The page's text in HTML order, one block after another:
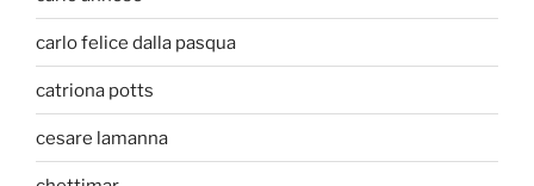
carlo felice dalla pasqua
catriona potts
cesare lamanna